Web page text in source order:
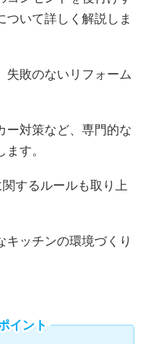
ついて詳しく解説しま
失敗のないリフォーム
ー対策など、専門的な
す。
するルールも取り上
キッチンの環境づくり
イント